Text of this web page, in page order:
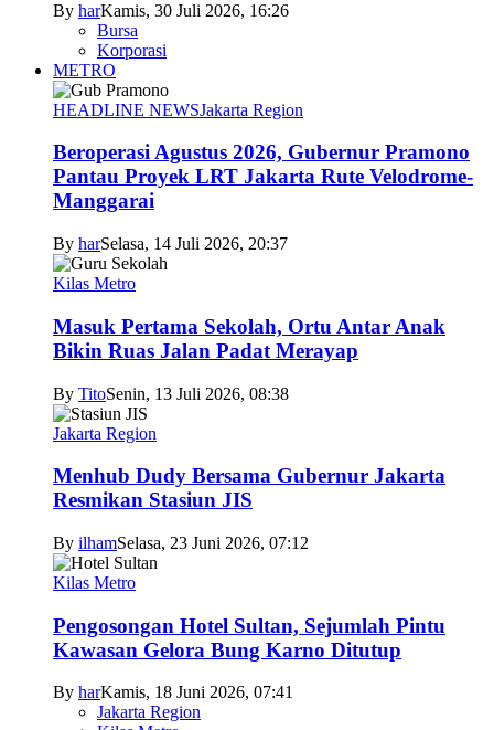
By harKamis, 30 Juli 2026, 16:26
Bursa
Korporasi
METRO
HEADLINE NEWSJakarta Region
Beroperasi Agustus 2026, Gubernur Pramono
Pantau Proyek LRT Jakarta Rute Velodrome-
Manggarai
By harSelasa, 14 Juli 2026, 20:37
Kilas Metro
Masuk Pertama Sekolah, Ortu Antar Anak
Bikin Ruas Jalan Padat Merayap
By TitoSenin, 13 Juli 2026, 08:38
Jakarta Region
Menhub Dudy Bersama Gubernur Jakarta
Resmikan Stasiun JIS
By ilhamSelasa, 23 Juni 2026, 07:12
Kilas Metro
Pengosongan Hotel Sultan, Sejumlah Pintu
Kawasan Gelora Bung Karno Ditutup
By harKamis, 18 Juni 2026, 07:41
Jakarta Region